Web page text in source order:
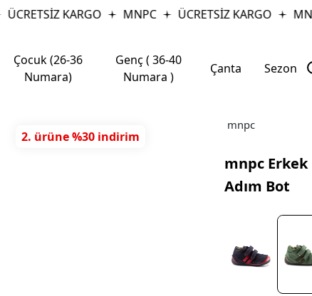
KARGO MNPC ÜCRETSİZ KARGO
Çocuk (26-36
Numara)
Genç ( 36-40
Numara )
Çanta Sezon
2. ürüne %30 indirim
mnpc
mnpc
Adım Bot